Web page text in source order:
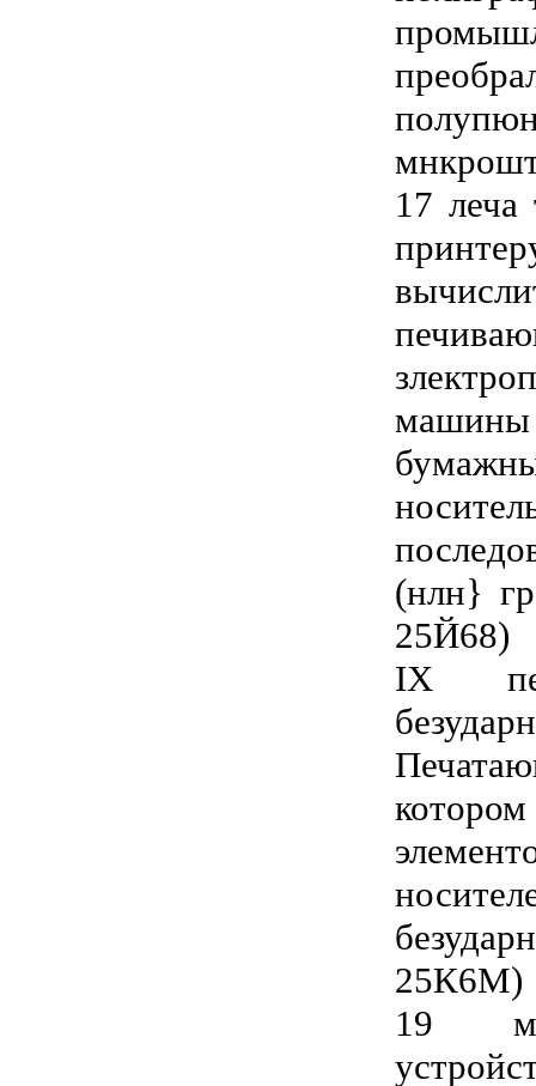
17
(нлн}
25Й68)
IX
25К6М)
19